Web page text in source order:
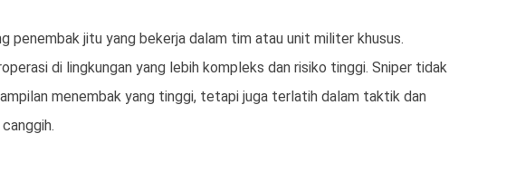
penembak jitu yang bekerja dalam tim atau unit militer khusus.
di lingkungan yang lebih kompleks dan risiko tinggi. Sniper tidak
menembak yang tinggi, tetapi juga terlatih dalam taktik dan